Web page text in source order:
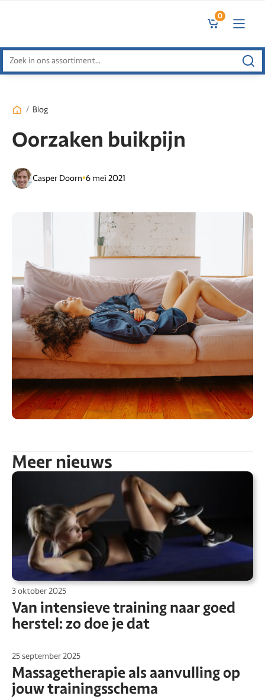
0
Zoeken
naar:
/ Blog
Oorzaken buikpijn
Casper Doorn•6 mei 2021
Meer nieuws
3 oktober 2025
Van intensieve training naar goed
herstel: zo doe je dat
25 september 2025
Massagetherapie als aanvulling op
jouw trainingsschema